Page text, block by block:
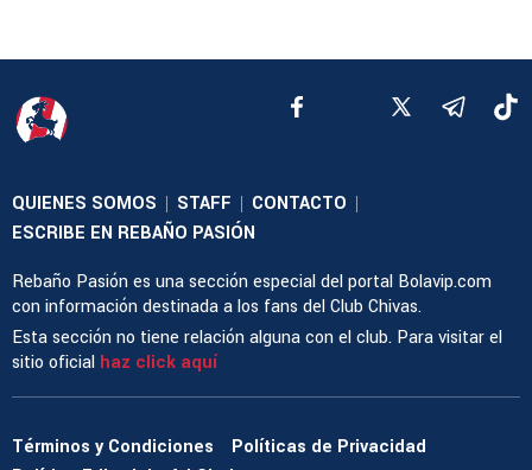
QUIENES SOMOS | STAFF | CONTACTO |
ESCRIBE EN REBAÑO PASIÓN
Rebaño Pasión es una sección especial del portal Bolavip.com
con información destinada a los fans del Club Chivas.
Esta sección no tiene relación alguna con el club. Para visitar el
sitio oficial haz click aquí
Términos y Condiciones
Políticas de Privacidad